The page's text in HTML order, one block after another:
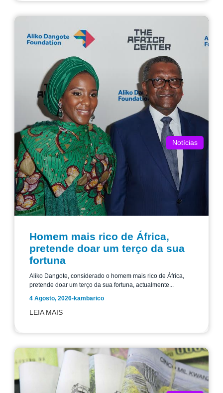
Notícias
Homem mais rico de África,
pretende doar um terço da sua
fortuna
Aliko Dangote, considerado o homem mais rico de África,
pretende doar um terço da sua fortuna, actualmente...
4 Agosto, 2026-kambarico
LEIA MAIS